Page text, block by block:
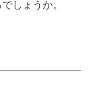
しょうか。